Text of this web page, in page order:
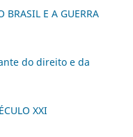
BRASIL E A GUERRA
do direito e da
XXI